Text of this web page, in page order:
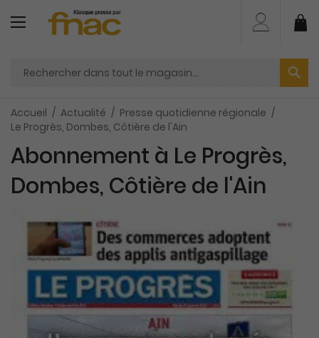
contenu
Accueil Actualité
Presse quotidienne régionale
Le Progrès, Dombes, Côtière de l'Ain
Abonnement à Le Progrès,
Dombes, Côtière de l'Ain